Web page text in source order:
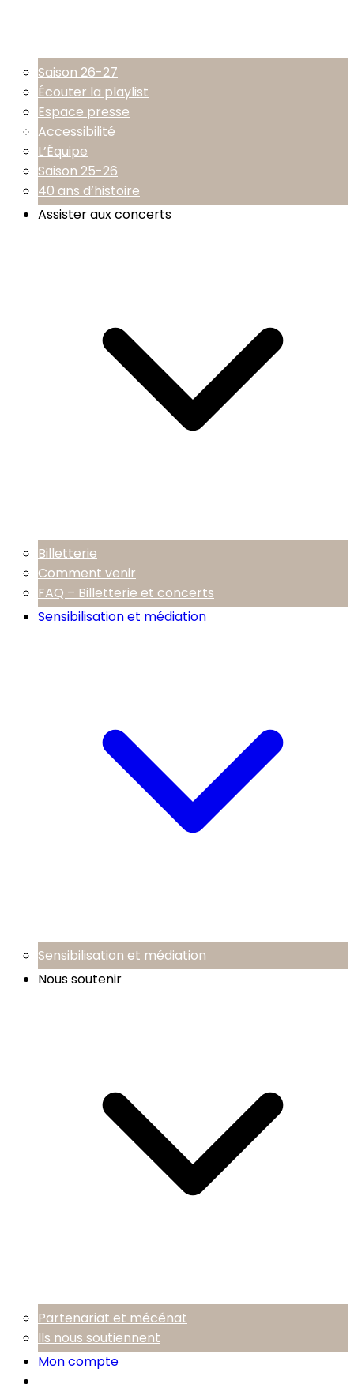
Saison 26-27
Écouter la playlist
Espace presse
Accessibilité
L’Équipe
Saison 25-26
40 ans d’histoire
Assister aux concerts
Billetterie
Comment venir
FAQ – Billetterie et concerts
Sensibilisation et médiation
Sensibilisation et médiation
Nous soutenir
Partenariat et mécénat
Ils nous soutiennent
Mon compte